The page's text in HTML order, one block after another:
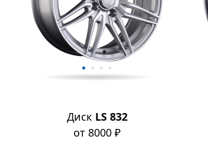
Диск LS 832
от 8000 ₽